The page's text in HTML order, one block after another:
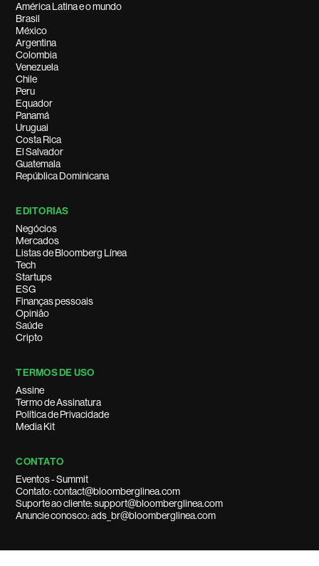
América Latina e o mundo
Brasil
México
Argentina
Colombia
Venezuela
Chile
Peru
Equador
Panamá
Uruguai
Costa Rica
El Salvador
Guatemala
República Dominicana
EDITORIAS
Negócios
Mercados
Listas de Bloomberg Línea
Tech
Startups
ESG
Finanças pessoais
Opinião
Saúde
Cripto
TERMOS DE USO
Assine
Termo de Assinatura
Política de Privacidade
Media Kit
CONTATO
Eventos - Summit
Contato: contact@bloomberglinea.com
Suporte ao cliente: support@bloomberglinea.com
Anuncie conosco: ads_br@bloomberglinea.com